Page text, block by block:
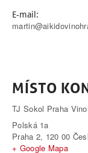
E-mail:
MÍSTO
TJ Sokol Praha
Polská 1a
Praha 2, 120 00
+ Google Mapa